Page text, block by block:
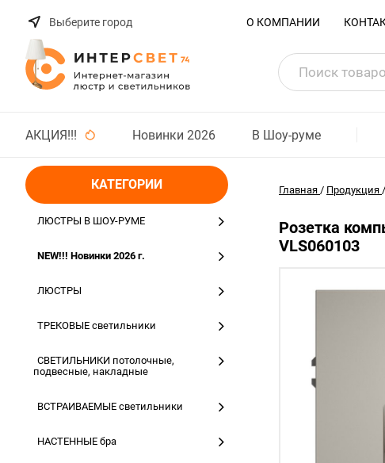
Выберите город О КОМПАНИИ
АКЦИЯ!!! Новинки 2026 В Шоу-руме
КАТЕГОРИИ
ЛЮСТРЫ В ШОУ-РУМЕ
NEW!!! Новинки 2026 г.
ЛЮСТРЫ
ТРЕКОВЫЕ светильники
СВЕТИЛЬНИКИ потолочные,
подвесные, накладные
ВСТРАИВАЕМЫЕ светильники
НАСТЕННЫЕ бра
Главная / Продукция /
Розетка
VLS060103